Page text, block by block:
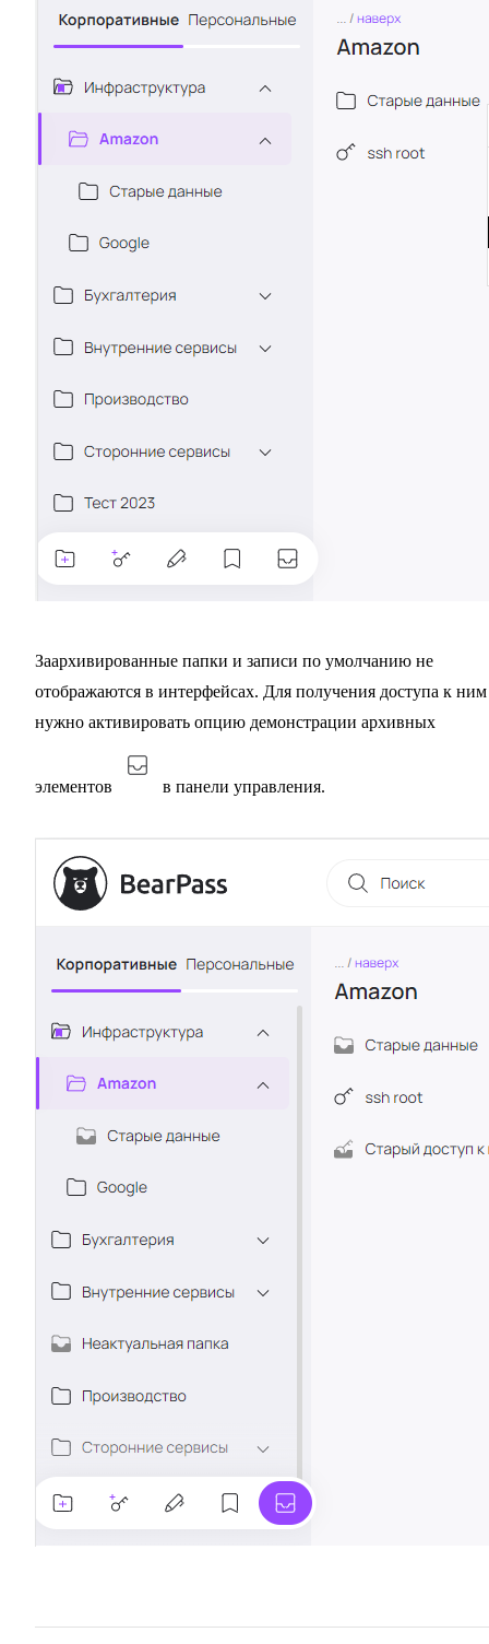
Заархивированные папки и записи по умолчанию не
отображаются в интерфейсах. Для получения доступа к ним
нужно активировать опцию демонстрации архивных
элементов в панели управления.